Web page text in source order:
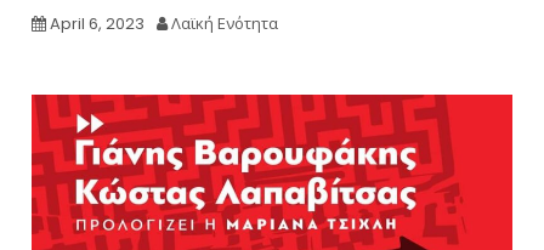
April 6, 2023 Λαϊκή Ενότητα